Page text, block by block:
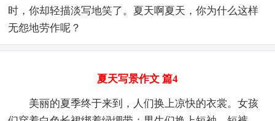
时，你却轻描淡写地笑了。夏天啊夏天，你为什么这样
无怨地劳作呢？
夏天写景作文 篇4
美丽的夏季终于来到，人们换上凉快的衣裳。女孩